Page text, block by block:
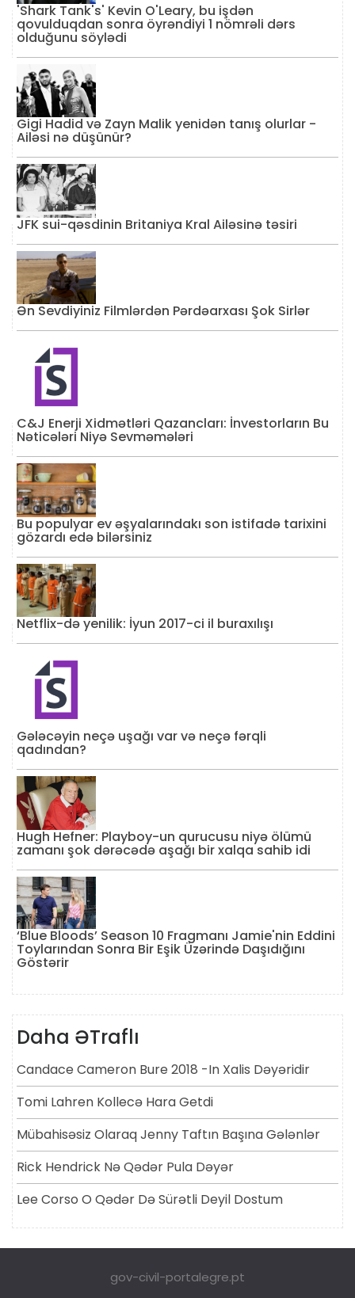
'Shark Tank's' Kevin O'Leary, bu işdən
qovulduqdan sonra öyrəndiyi 1 nömrəli dərs
olduğunu söylədi
Gigi Hadid və Zayn Malik yenidən tanış olurlar -
Ailəsi nə düşünür?
JFK sui-qəsdinin Britaniya Kral Ailəsinə təsiri
Ən Sevdiyiniz Filmlərdən Pərdəarxası Şok Sirlər
C&J Enerji Xidmətləri Qazancları: İnvestorların Bu
Nəticələri Niyə Sevməmələri
Bu populyar ev əşyalarındakı son istifadə tarixini
gözardı edə bilərsiniz
Netflix-də yenilik: İyun 2017-ci il buraxılışı
Gələcəyin neçə uşağı var və neçə fərqli
qadından?
Hugh Hefner: Playboy-un qurucusu niyə ölümü
zamanı şok dərəcədə aşağı bir xalqa sahib idi
‘Blue Bloods’ Season 10 Fragmanı Jamie'nin Eddini
Toylarından Sonra Bir Eşik Üzərində Daşıdığını
Göstərir
Daha ƏTraflı
Candace Cameron Bure 2018 -in Xalis Dəyəridir
Tomi Lahren Kollecə Hara Getdi
Mübahisəsiz Olaraq Jenny Taftın Başına Gələnlər
Rick Hendrick Nə Qədər Pula Dəyər
Lee Corso O Qədər Də Sürətli Deyil Dostum
gov-civil-portalegre.pt